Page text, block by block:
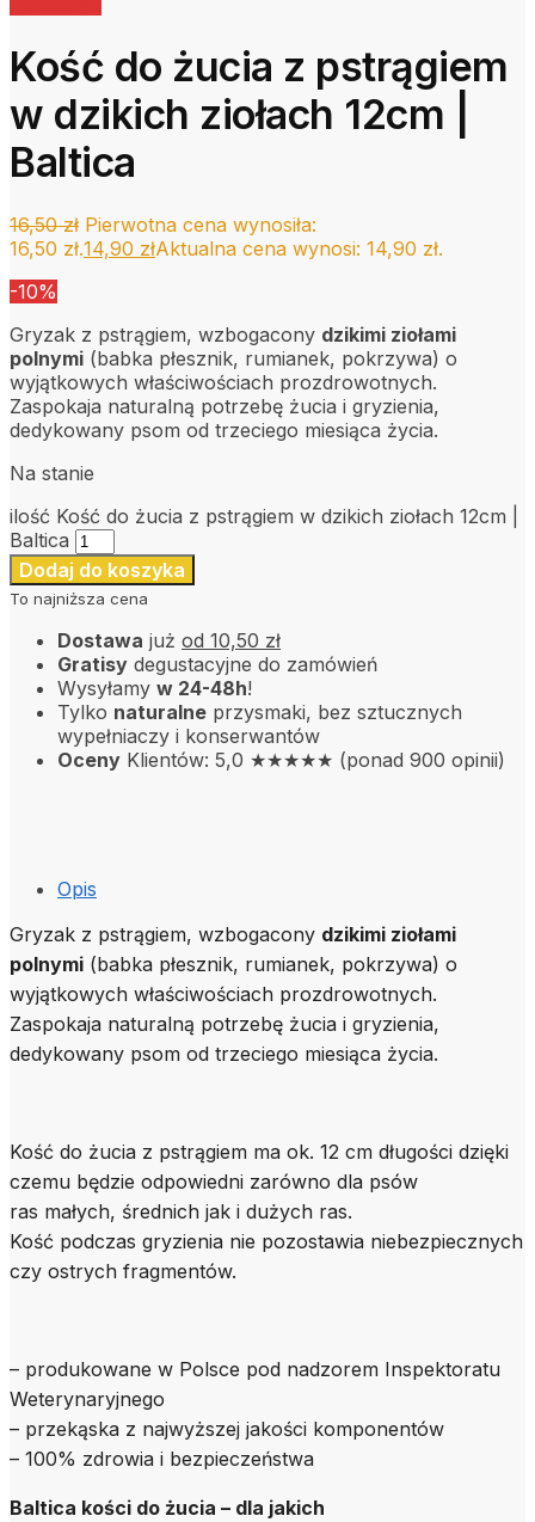
Kość do żucia z pstrągiem
w dzikich ziołach 12cm |
Baltica
16,50zł Pierwotna cena wynosiła:
16,50 zł.14,90 złAktualna cena wynosi: 14,90 zł.
-10%
Gryzak z pstrągiem, wzbogacony dzikimi ziołami
polnymi (babka płesznik, rumianek, pokrzywa) o
wyjątkowych właściwościach prozdrowotnych.
Zaspokaja naturalną potrzebę żucia i gryzienia,
dedykowany psom od trzeciego miesiąca życia.
Na stanie
ilość Kość do żucia z pstrągiem w dzikich ziołach 12cm |
Baltica
Dodaj do koszyka
To najniższa cena
Dostawa już od 10,50 zł
Gratisy degustacyjne do zamówień
Wysyłamy w 24-48h!
Tylko naturalne przysmaki, bez sztucznych
wypełniaczy i konserwantów
Oceny Klientów: 5,0 ★★★★★ (ponad 900 opinii)
Opis
Gryzak z pstrągiem, wzbogacony dzikimi ziołami
polnymi (babka płesznik, rumianek, pokrzywa) o
wyjątkowych właściwościach prozdrowotnych.
Zaspokaja naturalną potrzebę żucia i gryzienia,
dedykowany psom od trzeciego miesiąca życia.
Kość do żucia z pstrągiem ma ok. 12 cm długości dzięki
czemu będzie odpowiedni zarówno dla psów
ras małych, średnich jak i dużych ras.
Kość podczas gryzienia nie pozostawia niebezpiecznych
czy ostrych fragmentów.
– produkowane w Polsce pod nadzorem Inspektoratu
Weterynaryjnego
– przekąska z najwyższej jakości komponentów
– 100% zdrowia i bezpieczeństwa
Baltica kości do żucia – dla jakich